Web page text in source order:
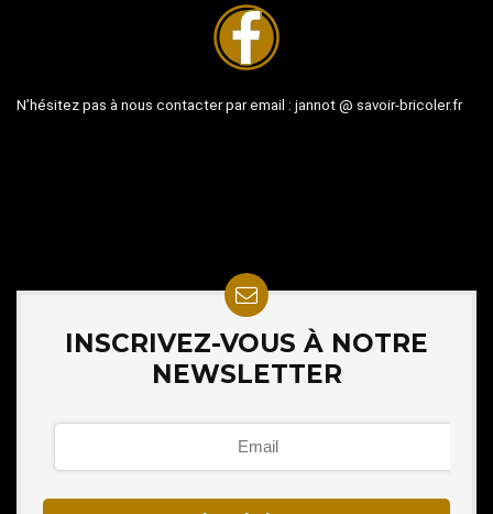
N’hésitez pas à nous contacter par email : jannot @ savoir-bricoler.fr
INSCRIVEZ-VOUS À NOTRE
NEWSLETTER